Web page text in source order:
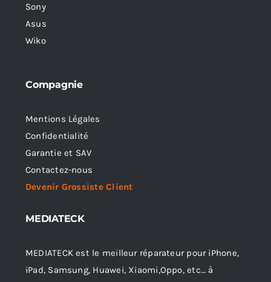
Sony
Asus
Wiko
Compagnie
Mentions Légales
Confidentialité
Garantie et SAV
Contactez-nous
Devenir Grossiste Client
MEDIATECK
MEDIATECK est le meilleur réparateur pour iPhone,
iPad, Samsung, Huawei, Xiaomi,Oppo, etc… à